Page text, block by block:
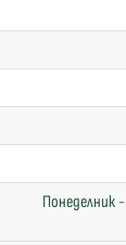
Понеделник